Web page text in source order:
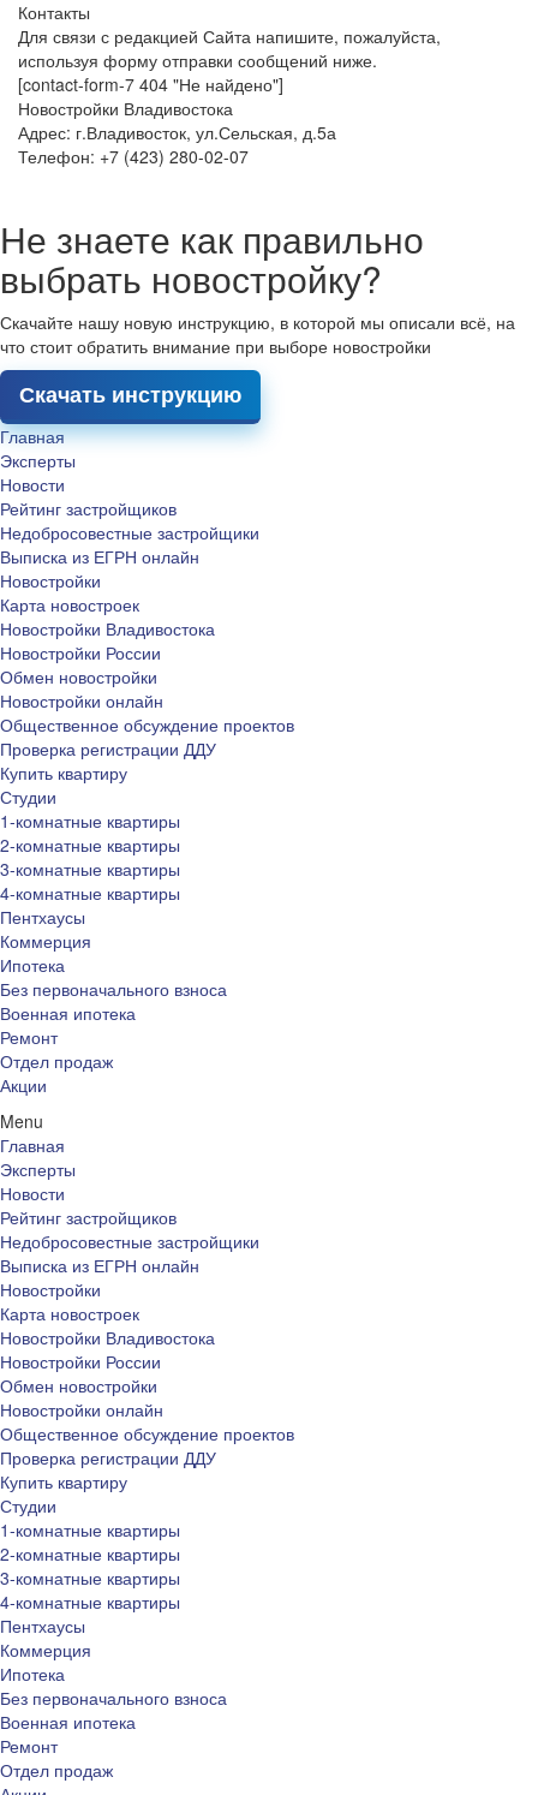
Контакты
Для связи с редакцией Сайта напишите, пожалуйста,
используя форму отправки сообщений ниже.
[contact-form-7 404 "Не найдено"]
Новостройки Владивостока
Адрес: г.Владивосток, ул.Сельская, д.5а
Телефон: +7 (423) 280-02-07
Не знаете как правильно
выбрать новостройку?
Скачайте нашу новую инструкцию, в которой мы описали всё, на
что стоит обратить внимание при выборе новостройки
Скачать инструкцию
Главная
Эксперты
Новости
Рейтинг застройщиков
Недобросовестные застройщики
Выписка из ЕГРН онлайн
Новостройки
Карта новостроек
Новостройки Владивостока
Новостройки России
Обмен новостройки
Новостройки онлайн
Общественное обсуждение проектов
Проверка регистрации ДДУ
Купить квартиру
Студии
1-комнатные квартиры
2-комнатные квартиры
3-комнатные квартиры
4-комнатные квартиры
Пентхаусы
Коммерция
Ипотека
Без первоначального взноса
Военная ипотека
Ремонт
Отдел продаж
Акции
Menu
Главная
Эксперты
Новости
Рейтинг застройщиков
Недобросовестные застройщики
Выписка из ЕГРН онлайн
Новостройки
Карта новостроек
Новостройки Владивостока
Новостройки России
Обмен новостройки
Новостройки онлайн
Общественное обсуждение проектов
Проверка регистрации ДДУ
Купить квартиру
Студии
1-комнатные квартиры
2-комнатные квартиры
3-комнатные квартиры
4-комнатные квартиры
Пентхаусы
Коммерция
Ипотека
Без первоначального взноса
Военная ипотека
Ремонт
Отдел продаж